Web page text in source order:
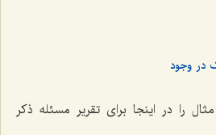
در وجود
را در اینجا برای تقریر مسئله ذکر